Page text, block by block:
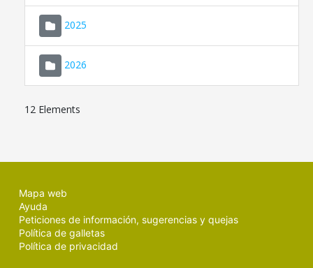
2025
2026
12 Elements
Mapa web
Ayuda
Peticiones de información, sugerencias y quejas
Política de galletas
Política de privacidad